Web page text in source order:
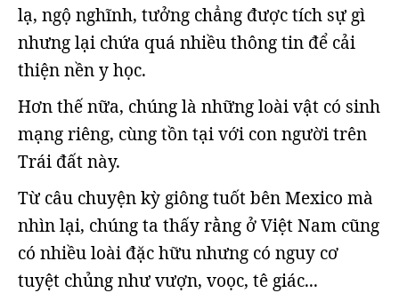
lạ, ngộ nghĩnh, tưởng chẳng được tích sự gì
nhưng lại chứa quá nhiều thông tin để cải
thiện nền y học.
Hơn thế nữa, chúng là những loài vật có sinh
mạng riêng, cùng tồn tại với con người trên
Trái đất này.
Từ câu chuyện kỳ giông tuốt bên Mexico mà
nhìn lại, chúng ta thấy rằng ở Việt Nam cũng
có nhiều loài đặc hữu nhưng có nguy cơ
tuyệt chủng như vượn, voọc, tê giác...